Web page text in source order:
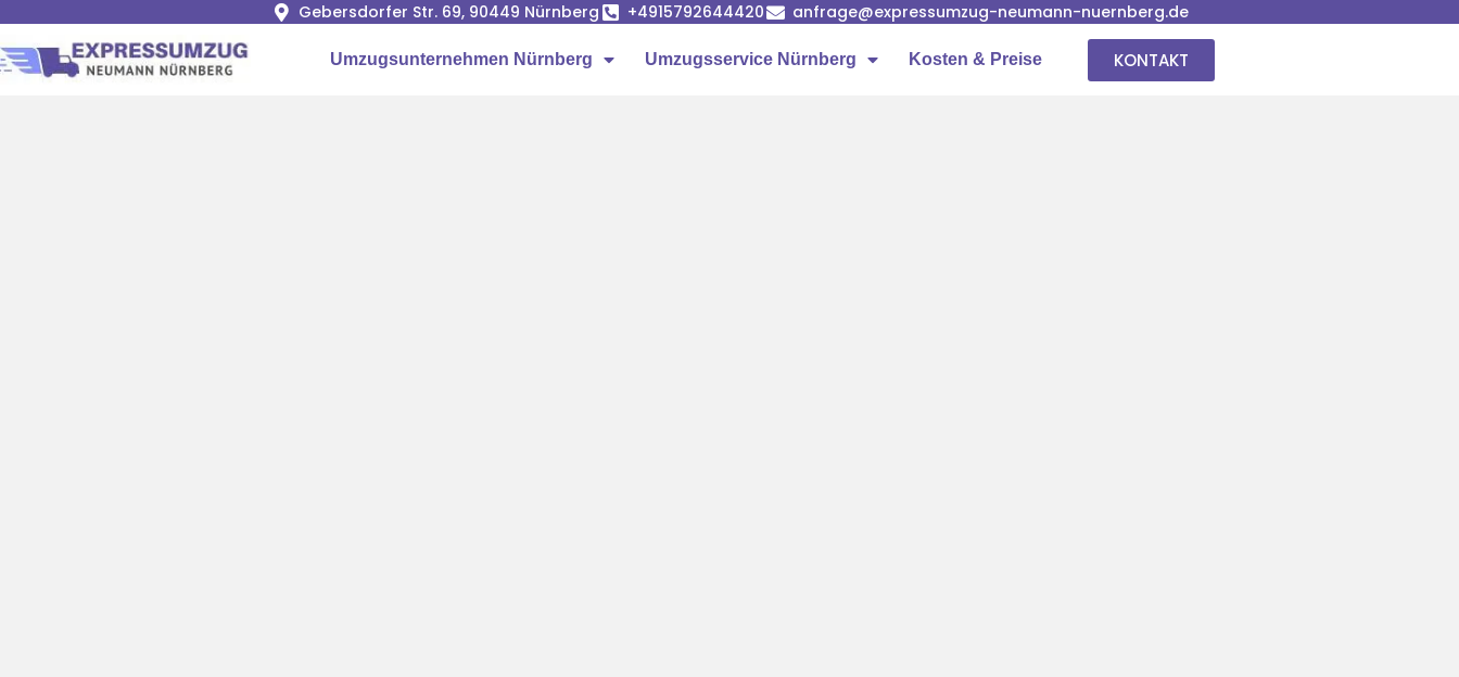
Gebersdorfer Str. 69, 90449 Nürnberg +4915792644420 anfrage@expressumzug-neumann-nuernberg.de
Umzugsunternehmen Nürnberg Umzugsservice Nürnberg Kosten & Preise KONTAKT